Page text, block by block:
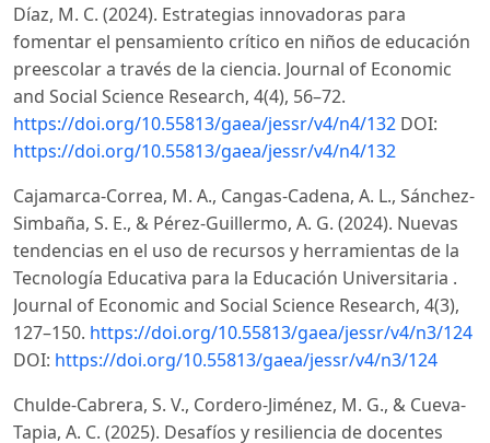
Díaz, M. C. (2024). Estrategias innovadoras para
fomentar el pensamiento crítico en niños de educación
preescolar a través de la ciencia. Journal of Economic
and Social Science Research, 4(4), 56–72.
https://doi.org/10.55813/gaea/jessr/v4/n4/132 DOI:
https://doi.org/10.55813/gaea/jessr/v4/n4/132
Cajamarca-Correa, M. A., Cangas-Cadena, A. L., Sánchez-
Simbaña, S. E., & Pérez-Guillermo, A. G. (2024). Nuevas
tendencias en el uso de recursos y herramientas de la
Tecnología Educativa para la Educación Universitaria .
Journal of Economic and Social Science Research, 4(3),
127–150. https://doi.org/10.55813/gaea/jessr/v4/n3/124
DOI: https://doi.org/10.55813/gaea/jessr/v4/n3/124
Chulde-Cabrera, S. V., Cordero-Jiménez, M. G., & Cueva-
Tapia, A. C. (2025). Desafíos y resiliencia de docentes